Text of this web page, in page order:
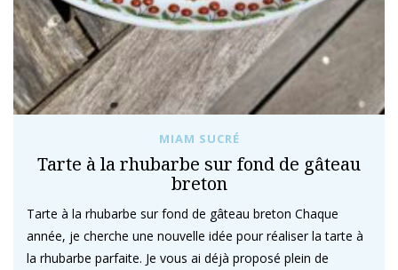
MIAM SUCRÉ
Tarte à la rhubarbe sur fond de gâteau
breton
Tarte à la rhubarbe sur fond de gâteau breton Chaque
année, je cherche une nouvelle idée pour réaliser la tarte à
la rhubarbe parfaite. Je vous ai déjà proposé plein de